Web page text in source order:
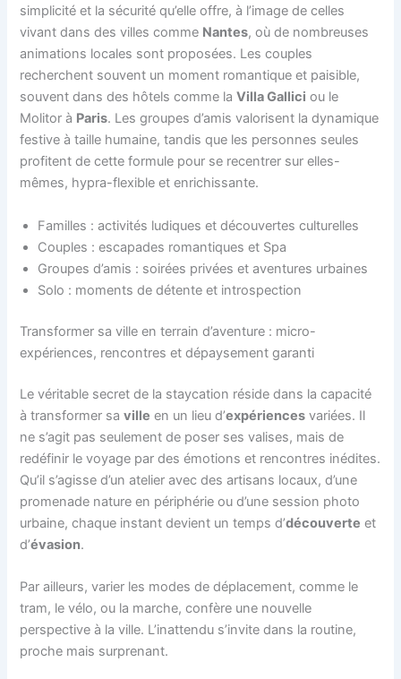
simplicité et la sécurité qu’elle offre, à l’image de celles
vivant dans des villes comme Nantes, où de nombreuses
animations locales sont proposées. Les couples
recherchent souvent un moment romantique et paisible,
souvent dans des hôtels comme laVilla Gallici ou le
Molitor à Paris. Les groupes d’amis valorisent la dynamique
festive à taille humaine, tandis que les personnes seules
profitent de cette formule pour se recentrer sur elles-
mêmes, hypra-flexible et enrichissante.
Familles : activités ludiques et découvertes culturelles
Couples : escapades romantiques et Spa
Groupes d’amis : soirées privées et aventures urbaines
Solo : moments de détente et introspection
Transformer sa ville en terrain d’aventure : micro-
expériences, rencontres et dépaysement garanti
Le véritable secret de la staycation réside dans la capacité
à transformer saville en un lieu d’expériences variées. Il
ne s’agit pas seulement de poser ses valises, mais de
redéfinir le voyage par des émotions et rencontres inédites.
Qu’il s’agisse d’un atelier avec des artisans locaux, d’une
promenade nature en périphérie ou d’une session photo
urbaine, chaque instant devient un temps d’découverte et
d’évasion.
Par ailleurs, varier les modes de déplacement, comme le
tram, le vélo, ou la marche, confère une nouvelle
perspective à la ville. L’inattendu s’invite dans la routine,
proche mais surprenant.